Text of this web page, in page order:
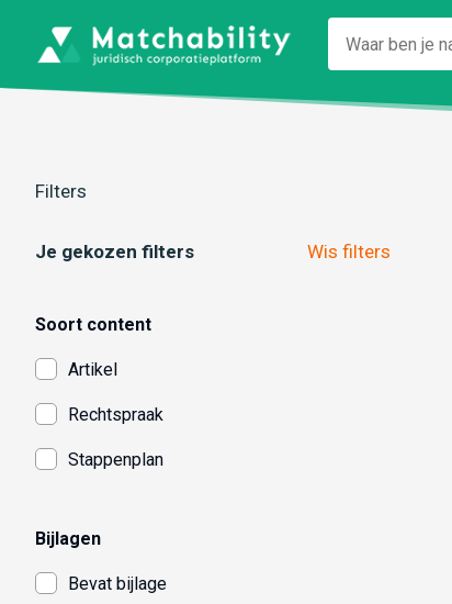
Filters
Je gekozen filters Wis filters
Soort content
Artikel
Rechtspraak
Stappenplan
Bijlagen
Bevat bijlage